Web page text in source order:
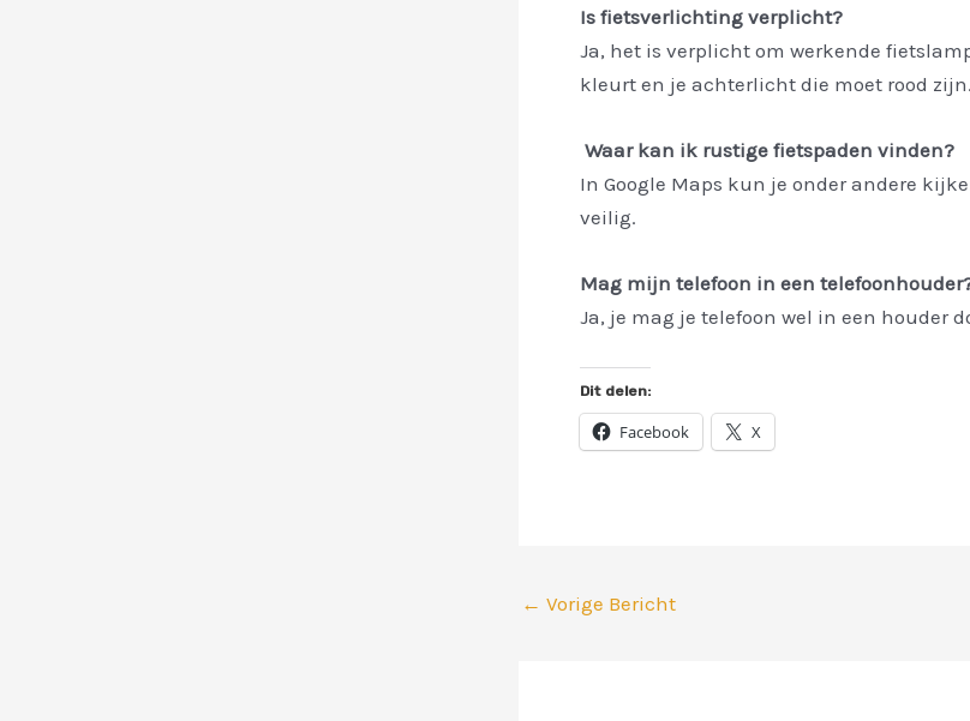
Is fietsverlichting verplicht?
Ja, het is verplicht om werkende
kleurt en je achterlicht die moet rood zijn.
Waar kan ik rustige fietspaden vinden?
In Google Maps kun je onder andere
veilig.
Mag mijn telefoon in een
Ja, je mag je telefoon wel in een houder
Dit delen:
Facebook X
← Vorige Bericht